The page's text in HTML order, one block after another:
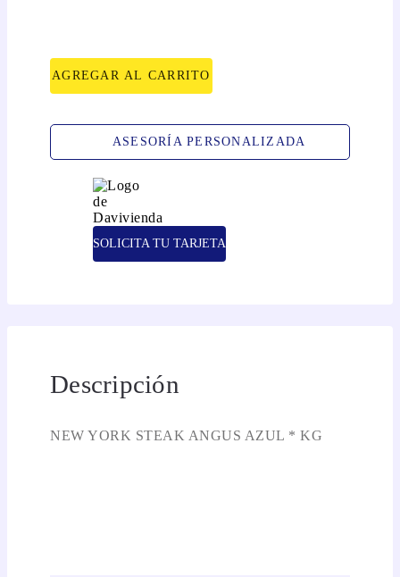
AGREGAR AL CARRITO
ASESORÍA PERSONALIZADA
SOLICITA TU TARJETA
Descripción
NEW YORK STEAK ANGUS AZUL * KG